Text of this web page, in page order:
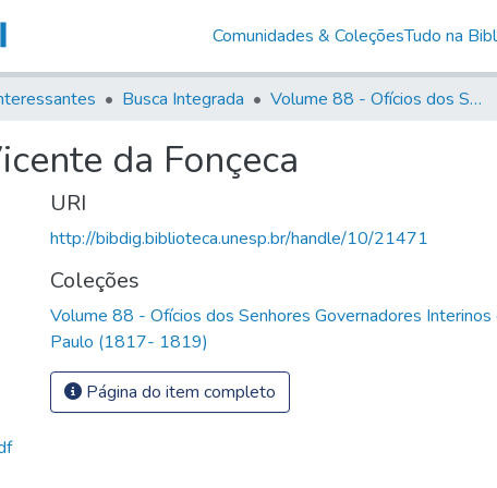
Comunidades & ColeçõesTudo na
Busca Integrada Volume 88 - Ofícios dos Senhores Governadores Interinos da Capitania de São Paulo (1817- 1819)
da Fonçeca
URI
http://bibdig.biblioteca.unesp.br/handle/10/21471
Coleções
Volume 88 - Ofícios dos Senhores Governadores Interinos
Paulo (1817- 1819)
Página do item completo